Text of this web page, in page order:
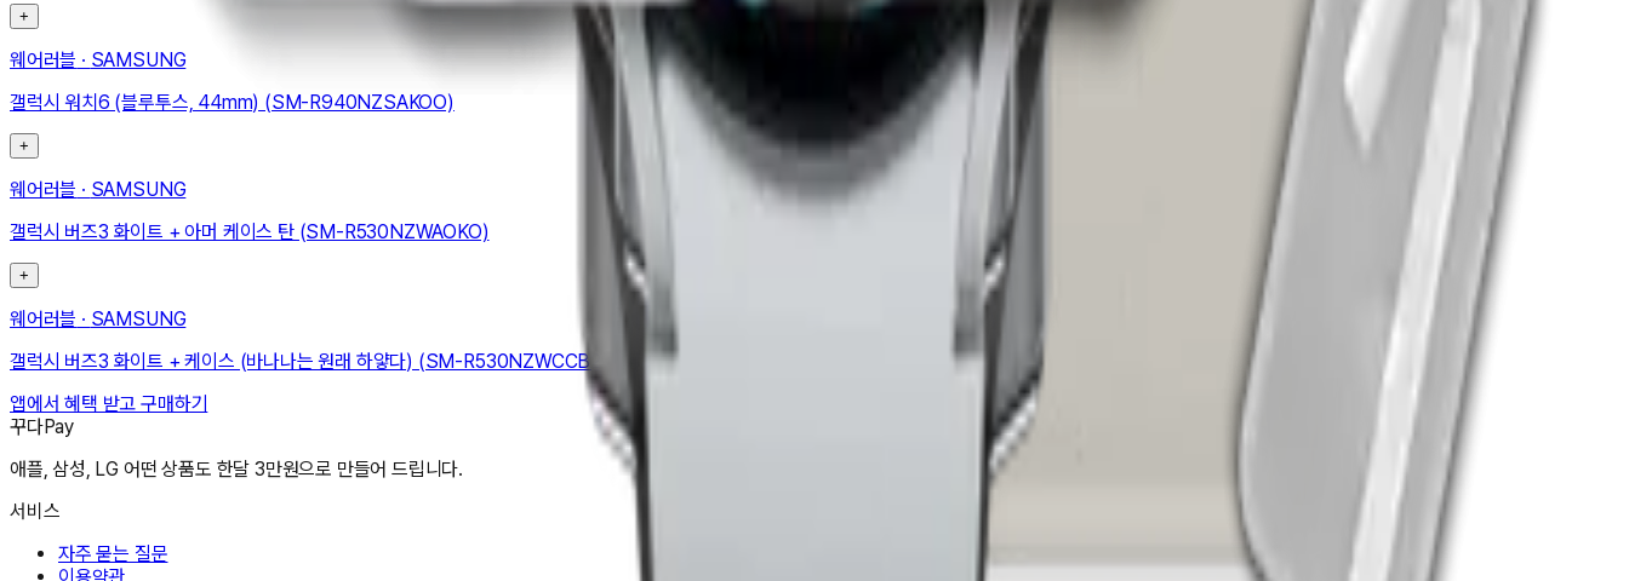
+
웨어러블 · SAMSUNG
갤럭시 워치6 (블루투스, 44mm) (SM-R940NZSAKOO)
+
웨어러블 · SAMSUNG
갤럭시 버즈3 화이트 + 아머 케이스 탄 (SM-R530NZWAOKO)
+
웨어러블 · SAMSUNG
갤럭시 버즈3 화이트 + 케이스 (바나나는 원래 하얗다) (SM-R530NZWCCB2)
앱에서 혜택 받고 구매하기
꾸다Pay
애플, 삼성, LG 어떤 상품도 한달 3만원으로 만들어 드립니다.
서비스
자주 묻는 질문